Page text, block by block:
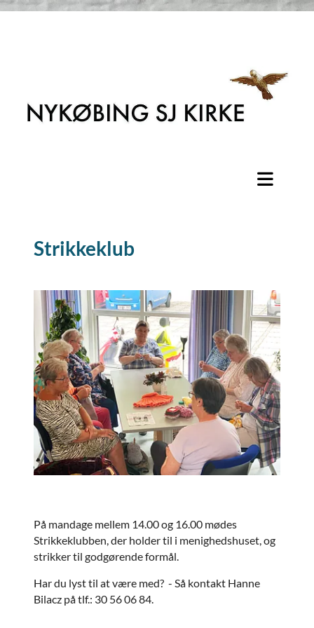
Strikkeklub
På mandage mellem 14.00 og 16.00 mødes
Strikkeklubben, der holder til i menighedshuset, og
strikker til godgørende formål.
Har du lyst til at være med? - Så kontakt Hanne
Bilacz på tlf.: 30 56 06 84.